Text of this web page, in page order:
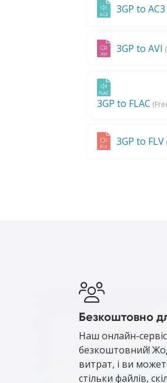
3GP to AC3
3GP to AVI
3GP to FLAC
3GP to FLV
Безкоштовно
Наш онлайн-
безкоштовний!
витрат, і ви
стільки файлів,